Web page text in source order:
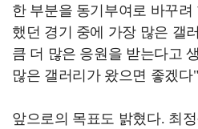
한 부분을 동기부여로 바꾸
했던 경기 중에 가장 많은 갤
큼 더 많은 응원을 받는다고
많은 갤러리가 왔으면 좋겠다
앞으로의 목표도 밝혔다. 최